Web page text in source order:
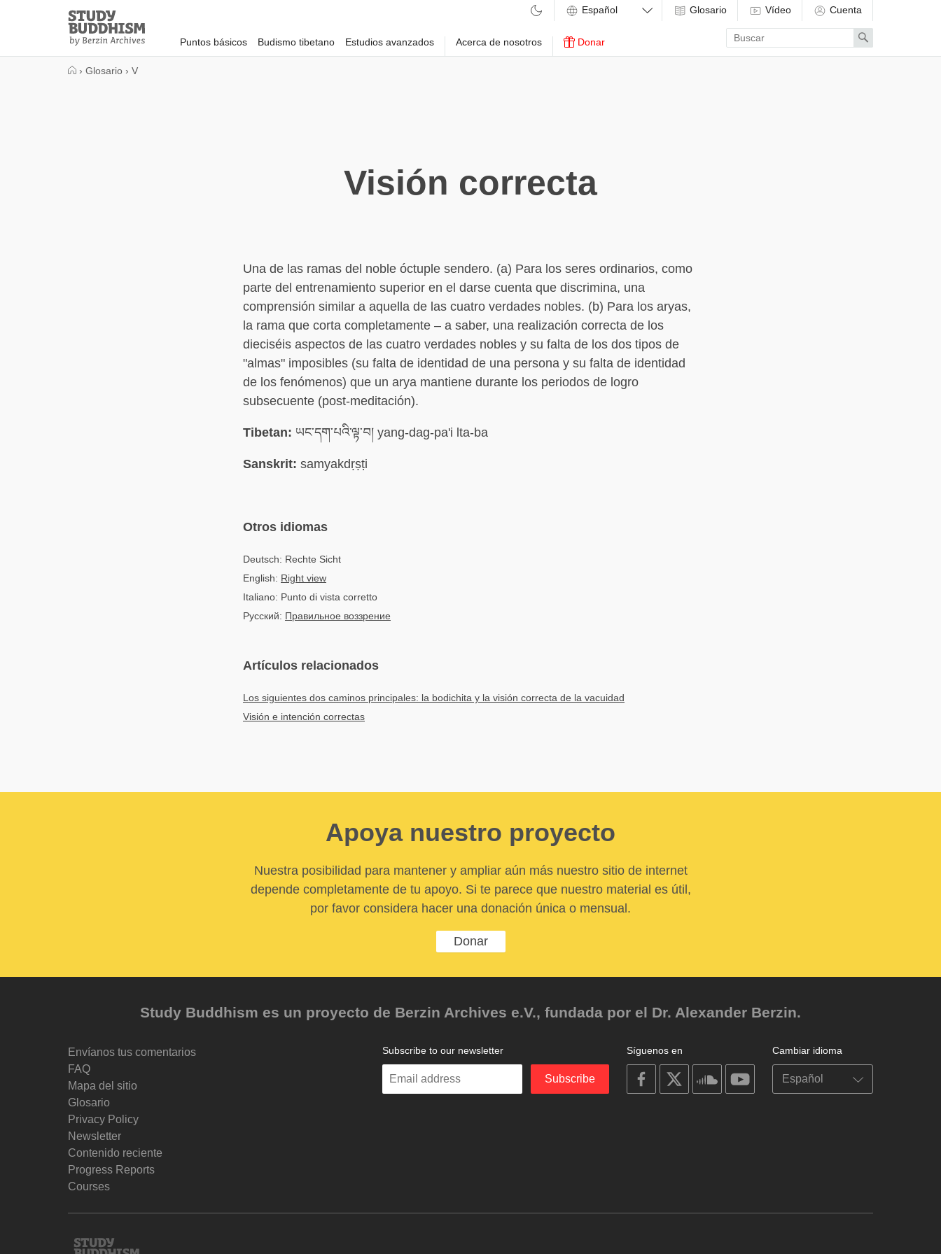
Study
Buddhism
Home
Puntos básicos Budismo tibetano Estudios avanzados Acerca de nosotros Donar
Glosario Vídeo Cuenta
Enter
search
term
Search
› Glosario › V
Visión correcta
Una de las ramas del noble óctuple sendero. (a) Para los seres ordinarios, como
parte del entrenamiento superior en el darse cuenta que discrimina, una
comprensión similar a aquella de las cuatro verdades nobles. (b) Para los aryas,
la rama que corta completamente – a saber, una realización correcta de los
dieciséis aspectos de las cuatro verdades nobles y su falta de los dos tipos de
"almas" imposibles (su falta de identidad de una persona y su falta de identidad
de los fenómenos) que un arya mantiene durante los periodos de logro
subsecuente (post-meditación).
Tibetan: ཡང་དག་པའི་ལྟ་བ། yang-dag-pa'i lta-ba
Sanskrit: samyakdṛṣṭi
Otros idiomas
Deutsch: Rechte Sicht
English: Right view
Italiano: Punto di vista corretto
Русский: Правильное воззрение
Artículos relacionados
Los siguientes dos caminos principales: la bodichita y la visión correcta de la vacuidad
Visión e intención correctas
Apoya nuestro proyecto
Nuestra posibilidad para mantener y ampliar aún más nuestro sitio de internet
depende completamente de tu apoyo. Si te parece que nuestro material es útil,
por favor considera hacer una donación única o mensual.
Donar
Study Buddhism es un proyecto de Berzin Archives e.V., fundada por el Dr. Alexander Berzin.
Envíanos tus comentarios
FAQ
Mapa del sitio
Glosario
Privacy Policy
Newsletter
Contenido reciente
Progress Reports
Courses
Cambiar idioma
Síguenos en
on
facebook
on
on
soundcloudyoutube
Subscribe to our newsletter
Enter
Subscribe
Study